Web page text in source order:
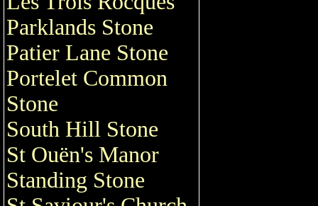
Parklands Stone
Patier Lane Stone
Portelet Common
Stone
South Hill Stone
St Ouën's Manor
Standing Stone